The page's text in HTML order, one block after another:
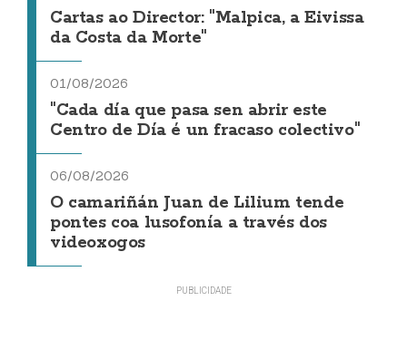
Cartas ao Director: "Malpica, a Eivissa
da Costa da Morte"
01/08/2026
"Cada día que pasa sen abrir este
Centro de Día é un fracaso colectivo"
06/08/2026
O camariñán Juan de Lilium tende
pontes coa lusofonía a través dos
videoxogos